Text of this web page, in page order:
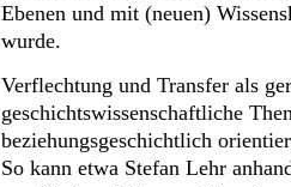
Ebenen und mit (neuen)
wurde.
Verflechtung und Transfer als
geschichtswissenschaftliche
beziehungsgeschichtlich
So kann etwa Stefan Lehr